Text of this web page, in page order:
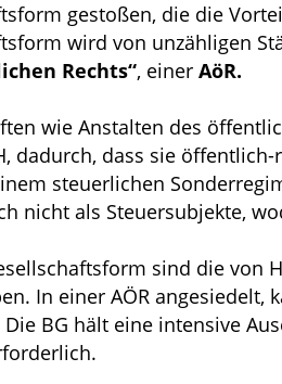
gestoßen, die die
wird von unzähligen
Rechts“, einer AöR.
wie Anstalten des
dadurch, dass sie
steuerlichen
nicht als Steuersubjekte,
sind die von
In einer AÖR
Die BG hält eine intensive